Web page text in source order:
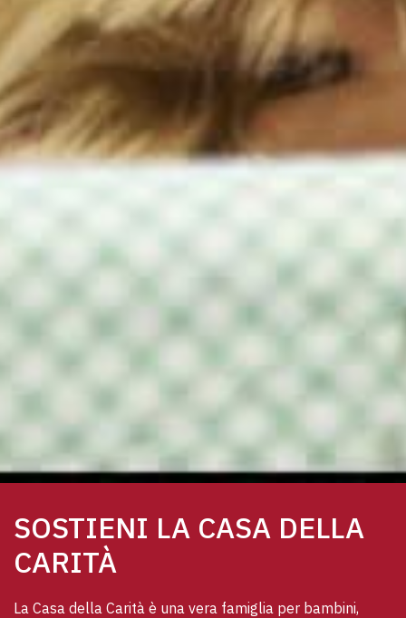
SOSTIENI LA CASA DELLA
CARITÀ
La Casa della Carità è una vera famiglia per bambini,